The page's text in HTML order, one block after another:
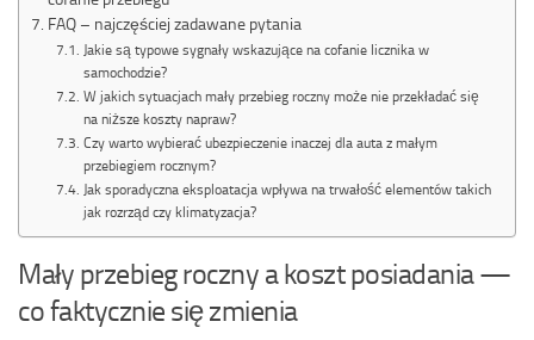
FAQ – najczęściej zadawane pytania
Jakie są typowe sygnały wskazujące na cofanie licznika w
samochodzie?
W jakich sytuacjach mały przebieg roczny może nie przekładać się
na niższe koszty napraw?
Czy warto wybierać ubezpieczenie inaczej dla auta z małym
przebiegiem rocznym?
Jak sporadyczna eksploatacja wpływa na trwałość elementów takich
jak rozrząd czy klimatyzacja?
Mały przebieg roczny a koszt posiadania —
co faktycznie się zmienia